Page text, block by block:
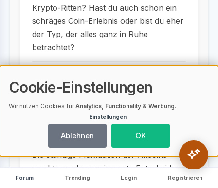
Krypto-Ritten? Hast du auch schon ein
schräges Coin-Erlebnis oder bist du eher
der Typ, der alles ganz in Ruhe
betrachtet?
L1teD1v1ne
26 Beiträge
02.04.2026 um 17:57
Die ständige Fluktuation der Altcoins
macht es schwer, eine gute Entscheidung
zu treffen. Hast du eine Strategie, um
Forum Trending Login Registrieren
Cookie-Einstellungen
Wir nutzen Cookies fürAnalytics, Functionality & Werbung.
Einstellungen
Ablehnen OK